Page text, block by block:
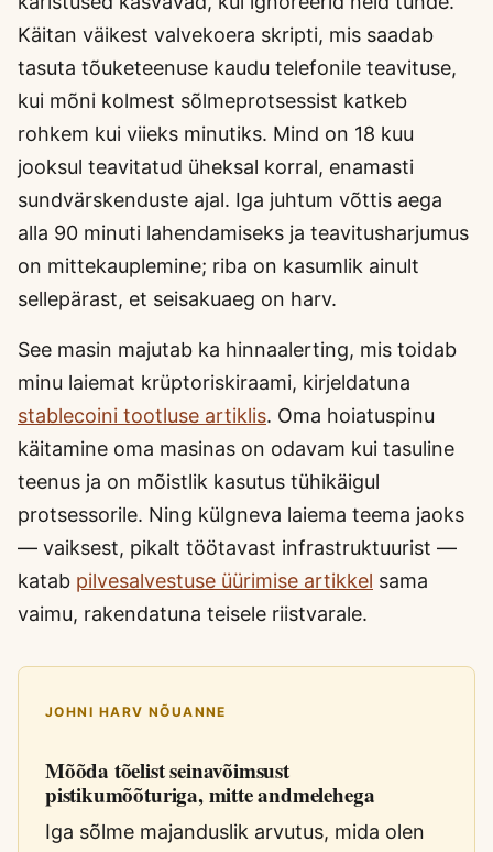
Käitan väikest valvekoera skripti, mis saadab
tasuta tõuketeenuse kaudu telefonile teavituse,
kui mõni kolmest sõlmeprotsessist katkeb
rohkem kui viieks minutiks. Mind on 18 kuu
jooksul teavitatud üheksal korral, enamasti
sundvärskenduste ajal. Iga juhtum võttis aega
alla 90 minuti lahendamiseks ja teavitusharjumus
on mittekauplemine; riba on kasumlik ainult
sellepärast, et seisakuaeg on harv.
See masin majutab ka hinnaalerting, mis toidab
minu laiemat krüptoriskiraami, kirjeldatuna
stablecoini tootluse artiklis. Oma hoiatuspinu
käitamine oma masinas on odavam kui tasuline
teenus ja on mõistlik kasutus tühikäigul
protsessorile. Ning külgneva laiema teema jaoks
— vaiksest, pikalt töötavast infrastruktuurist —
katab pilvesalvestuse üürimise artikkel sama
vaimu, rakendatuna teisele riistvarale.
JOHNI HARV NÕUANNE
Mõõda tõelist seinavõimsust
pistikumõõturiga, mitte andmelehega
Iga sõlme majanduslik arvutus, mida olen